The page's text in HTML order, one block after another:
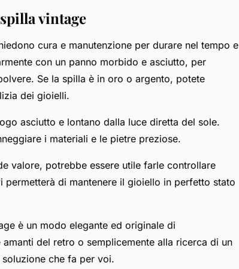
vintage
cura e manutenzione per durare nel tempo e
con un panno morbido e asciutto, per
Se la spilla è in oro o argento, potete
dei gioielli.
asciutto e lontano dalla luce diretta del sole.
i materiali e le pietre preziose.
valore, potrebbe essere utile farle controllare
permetterà di mantenere il gioiello in perfetto stato
è un modo elegante ed originale di
del retro o semplicemente alla ricerca di un
che fa per voi.